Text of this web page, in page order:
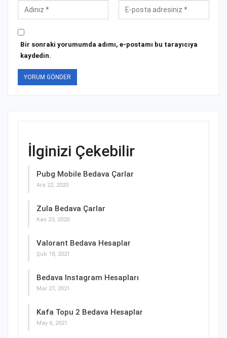
Bir sonraki yorumumda adımı, e-postamı bu tarayıcıya
kaydedin.
İlginizi Çekebilir
Pubg Mobile Bedava Çarlar
Ara 22, 2020
Zula Bedava Çarlar
Kas 23, 2020
Valorant Bedava Hesaplar
Şub 18, 2021
Bedava Instagram Hesapları
Mar 27, 2021
Kafa Topu 2 Bedava Hesaplar
May 6, 2021